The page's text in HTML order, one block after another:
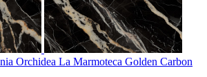
Orchidea La Marmoteca Golden Carbon